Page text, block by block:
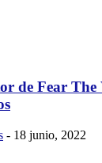
de Fear
- 18 junio, 2022